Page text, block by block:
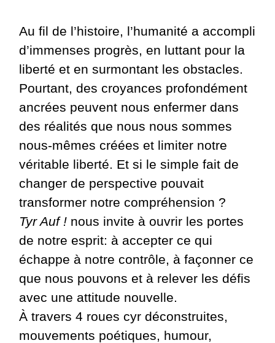
Au fil de l’histoire, l’humanité a accompli
d’immenses progrès, en luttant pour la
liberté et en surmontant les obstacles.
Pourtant, des croyances profondément
ancrées peuvent nous enfermer dans
des réalités que nous nous sommes
nous-mêmes créées et limiter notre
véritable liberté. Et si le simple fait de
changer de perspective pouvait
transformer notre compréhension ?
Tyr Auf ! nous invite à ouvrir les portes
de notre esprit: à accepter ce qui
échappe à notre contrôle, à façonner ce
que nous pouvons et à relever les défis
avec une attitude nouvelle.
À travers 4 roues cyr déconstruites,
mouvements poétiques, humour,